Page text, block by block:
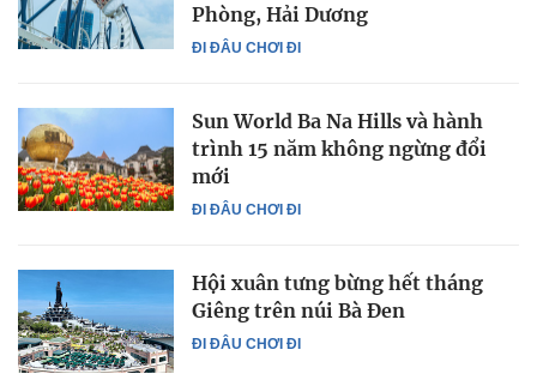
ĐI ĐÂU CHƠI ĐI
Phòng, Hải Dương
ĐI ĐÂU CHƠI ĐI
Sun World Ba Na Hills và hành
trình 15 năm không ngừng đổi
mới
ĐI ĐÂU CHƠI ĐI
Hội xuân tưng bừng hết tháng
Giêng trên núi Bà Đen